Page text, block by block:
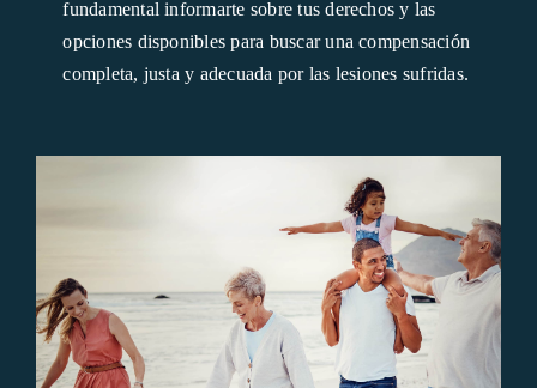
fundamental informarte sobre tus derechos y las
opciones disponibles para buscar una compensación
completa, justa y adecuada por las lesiones sufridas.